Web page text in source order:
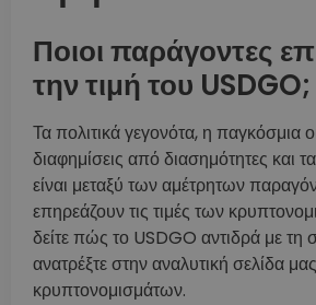
Ποιοι παράγοντες
την τιμή του USDGO;
Τα πολιτικά γεγονότα, η παγκόσμια
διαφημίσεις από διασημότητες και
είναι μεταξύ των αμέτρητων
επηρεάζουν τις τιμές των
δείτε πώς το USDGO αντιδρά με τη
ανατρέξτε στην αναλυτική σελίδα
κρυπτονομισμάτων.